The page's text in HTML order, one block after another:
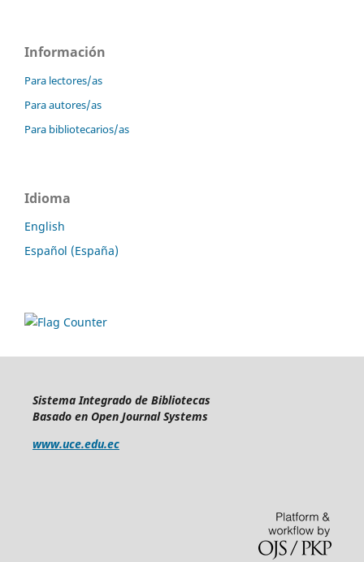
Información
Para lectores/as
Para autores/as
Para bibliotecarios/as
Idioma
English
Español (España)
Sistema Integrado de Bibliotecas
Basado en Open Journal Systems
www.uce.edu.ec